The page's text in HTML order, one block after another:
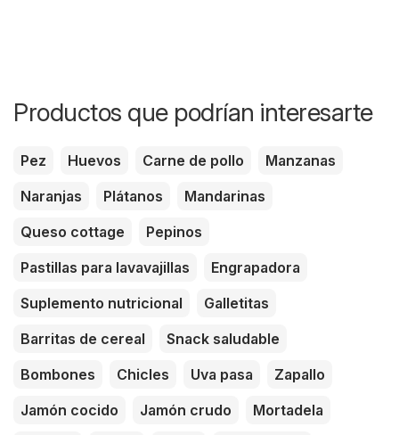
Productos que podrían interesarte
Pez Huevos Carne de pollo
Manzanas
Naranjas
Plátanos
Mandarinas
Queso cottage
Pepinos
Pastillas para lavavajillas
Engrapadora
Suplemento nutricional
Galletitas
Barritas de cereal
Snack saludable
Bombones
Chicles Uva pasa
Zapallo
Jamón cocido
Jamón crudo
Mortadela